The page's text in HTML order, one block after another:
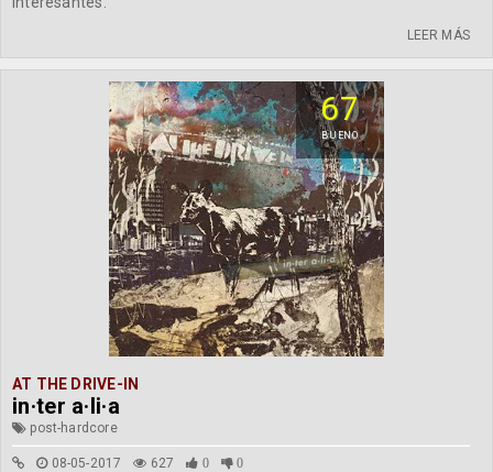
LEER MÁS
67
BUENO
AT THE DRIVE-IN
in·ter a·li·a
post-hardcore
08-05-2017 627 0 0